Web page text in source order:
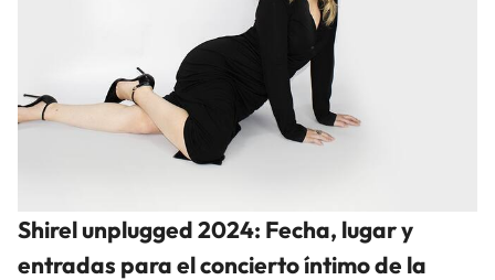
Shirel unplugged 2024: Fecha, lugar y
entradas para el concierto íntimo de la